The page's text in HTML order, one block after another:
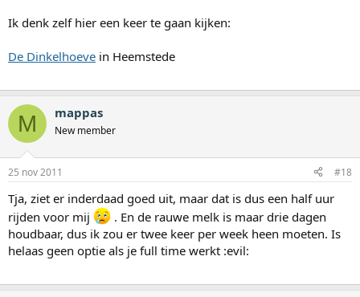
Ik denk zelf hier een keer te gaan kijken:
De Dinkelhoeve in Heemstede
M mappas
New member
25 nov 2011 #18
Tja, ziet er inderdaad goed uit, maar dat is dus een half uur
rijden voor mij
. En de rauwe melk is maar drie dagen
houdbaar, dus ik zou er twee keer per week heen moeten. Is
helaas geen optie als je full time werkt :evil: